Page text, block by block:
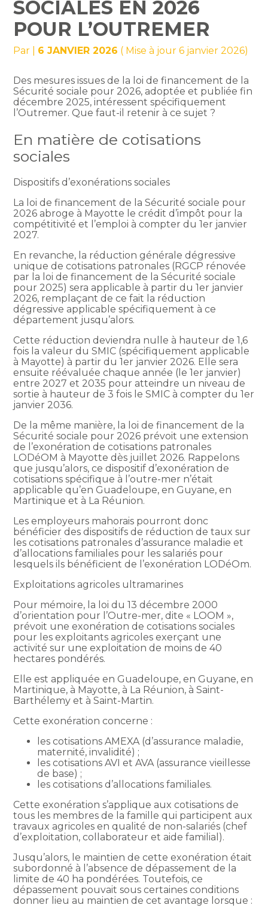
SOCIALES EN 2026
POUR L’OUTREMER
Par 6 JANVIER 2026 ( Mise à jour 6 janvier 2026)
Des mesures issues de la loi de financement de la
Sécurité sociale pour 2026, adoptée et publiée fin
décembre 2025, intéressent spécifiquement
l’Outremer. Que faut-il retenir à ce sujet ?
En matière de cotisations
sociales
Dispositifs d’exonérations sociales
La loi de financement de la Sécurité sociale pour
2026 abroge à Mayotte le crédit d’impôt pour la
compétitivité et l’emploi à compter du 1er janvier
2027.
En revanche, la réduction générale dégressive
unique de cotisations patronales (RGCP rénovée
par la loi de financement de la Sécurité sociale
pour 2025) sera applicable à partir du 1er janvier
2026, remplaçant de ce fait la réduction
dégressive applicable spécifiquement à ce
département jusqu’alors.
Cette réduction deviendra nulle à hauteur de 1,6
fois la valeur du SMIC (spécifiquement applicable
à Mayotte) à partir du 1er janvier 2026. Elle sera
ensuite réévaluée chaque année (le 1er janvier)
entre 2027 et 2035 pour atteindre un niveau de
sortie à hauteur de 3 fois le SMIC à compter du 1er
janvier 2036.
De la même manière, la loi de financement de la
Sécurité sociale pour 2026 prévoit une extension
de l’exonération de cotisations patronales
LODéOM à Mayotte dès juillet 2026. Rappelons
que jusqu’alors, ce dispositif d’exonération de
cotisations spécifique à l’outre-mer n’était
applicable qu’en Guadeloupe, en Guyane, en
Martinique et à La Réunion.
Les employeurs mahorais pourront donc
bénéficier des dispositifs de réduction de taux sur
les cotisations patronales d’assurance maladie et
d’allocations familiales pour les salariés pour
lesquels ils bénéficient de l’exonération LODéOm.
Exploitations agricoles ultramarines
Pour mémoire, la loi du 13 décembre 2000
d’orientation pour l’Outre-mer, dite « LOOM »,
prévoit une exonération de cotisations sociales
pour les exploitants agricoles exerçant une
activité sur une exploitation de moins de 40
hectares pondérés.
Elle est appliquée en Guadeloupe, en Guyane, en
Martinique, à Mayotte, à La Réunion, à Saint-
Barthélemy et à Saint-Martin.
Cette exonération concerne :
les cotisations AMEXA (d’assurance maladie,
maternité, invalidité) ;
les cotisations AVI et AVA (assurance vieillesse
de base) ;
les cotisations d’allocations familiales.
Cette exonération s’applique aux cotisations de
tous les membres de la famille qui participent aux
travaux agricoles en qualité de non-salariés (chef
d’exploitation, collaborateur et aide familial).
Jusqu’alors, le maintien de cette exonération était
subordonné à l’absence de dépassement de la
limite de 40 ha pondérées. Toutefois, ce
dépassement pouvait sous certaines conditions
donner lieu au maintien de cet avantage lorsque :